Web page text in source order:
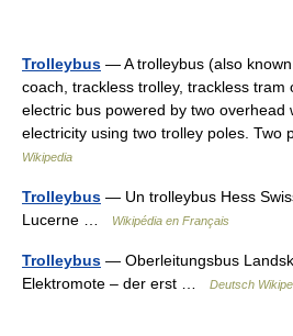
Trolleybus — A trolleybus (also
coach, trackless trolley, trackless tram
electric bus powered by two overhead
electricity using two trolley poles.
Wikipedia
Trolleybus — Un trolleybus Hess
Lucerne …
Wikipédia en Français
Trolleybus — Oberleitungsbus
Elektromote – der erst …
Deutsch